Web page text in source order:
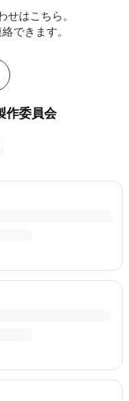
はこちら。
できます。
作委員会